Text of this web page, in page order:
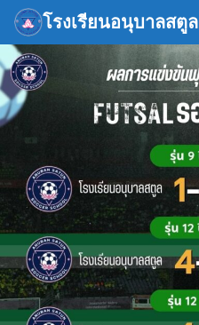
Skip
content
โรงเรียนอนุบาลสตูล
Search
for: